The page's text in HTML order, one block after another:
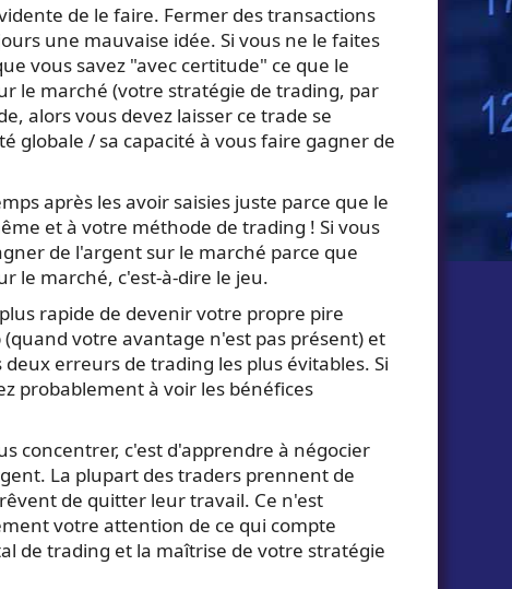
de le faire. Fermer des transactions
une mauvaise idée. Si vous ne le faites
vous savez "avec certitude" ce que le
le marché (votre stratégie de trading, par
alors vous devez laisser ce trade se
globale / sa capacité à vous faire gagner de
après les avoir saisies juste parce que le
et à votre méthode de trading ! Si vous
de l'argent sur le marché parce que
le marché, c'est-à-dire le jeu.
rapide de devenir votre propre pire
votre avantage n'est pas présent) et
erreurs de trading les plus évitables. Si
probablement à voir les bénéfices
concentrer, c'est d'apprendre à négocier
La plupart des traders prennent de
de quitter leur travail. Ce n'est
votre attention de ce qui compte
de trading et la maîtrise de votre stratégie